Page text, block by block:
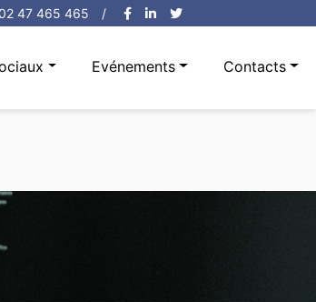
02 47 465 465 /
Evénements Contacts